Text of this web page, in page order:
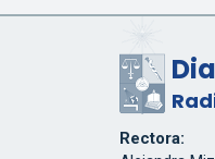
Rectora: